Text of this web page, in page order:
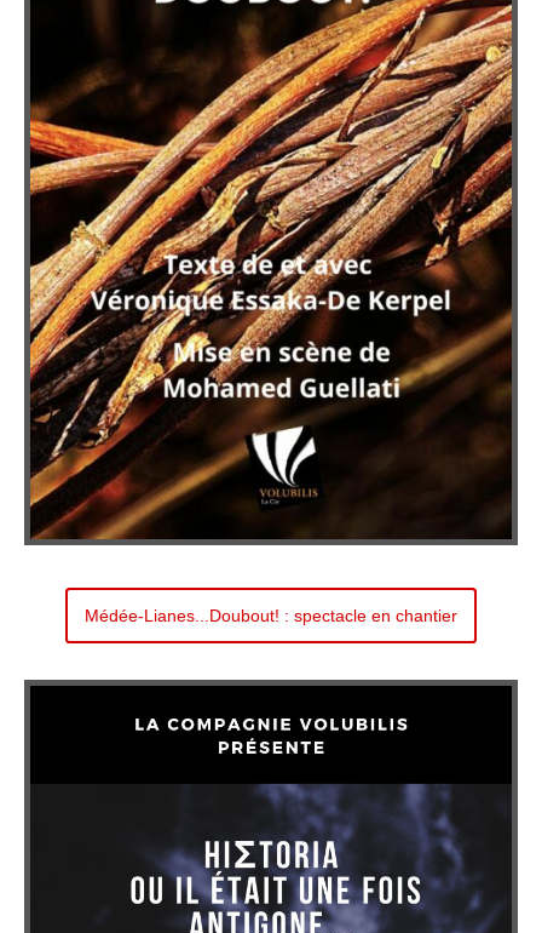
Médée-Lianes...Doubout! : spectacle en chantier